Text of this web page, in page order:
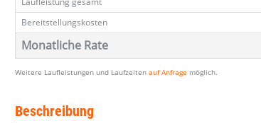
Bereitstellungskosten
Monatliche Rate
Weitere Laufleistungen und Laufzeitenauf Anfrage möglich.
Beschreibung